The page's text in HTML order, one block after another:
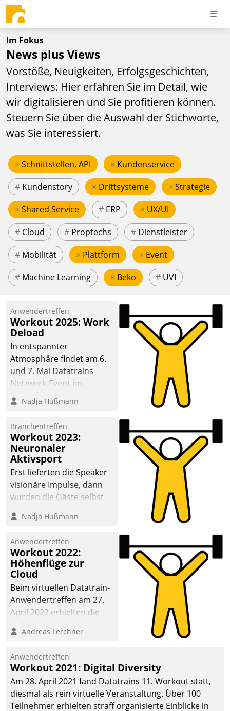
Im Fokus
News plus Views
Vorstöße, Neuigkeiten, Erfolgsgeschichten,
Interviews: Hier erfahren Sie im Detail, wie
wir digitalisieren und Sie profitieren können.
Steuern Sie über die Auswahl der Stichworte,
was Sie interessiert.
× Schnittstellen, API × Kundenservice
# Kundenstory × Drittsysteme × Strategie
× Shared Service # ERP × UX/UI
# Cloud # Proptechs # Dienstleister
# Mobilität × Plattform × Event
# Machine Learning × Beko # UVI
Anwendertreffen
Workout 2025: Work
Deload
In entspannter
Atmosphäre findet am 6.
und 7. Mai Datatrains
Netzwerk-Event im
Kunden- und Partnerkreis
statt. Zentrale Frage: Wie
Mammutprojekte
meistern und Workloads
wuppen – bei zunehmend
anspruchsvollen
Aufgaben und
abnehmendem
Nadja Hußmann
Branchentreffen
Workout 2023:
Neuronaler
Aktivsport
Erst lieferten die Speaker
visionäre Impulse, dann
wurden die Gäste selbst
methodisch
Quartier. Dazwischen
zeigte Datatrain, was es
Neues zu bieten hat.
Nadja Hußmann
Anwendertreffen
Workout 2022:
Höhenflüge zur
Cloud
Beim virtuellen Datatrain-
Anwendertreffen am 27.
April 2022 erhielten die
Teilnehmer kurzweilige
Cloud-Strategien und -
Lösungen mit hohem
Zukunftspotenzial.
Andreas Lerchner
Anwendertreffen
Workout 2021: Digital Diversity
Am 28. April 2021 fand Datatrains 11. Workout statt,
diesmal als rein virtuelle Veranstaltung. Über 100
Teilnehmer erhielten straff organisierte Einblicke in